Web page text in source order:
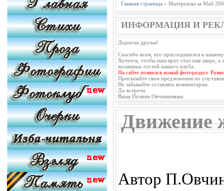
Главная страница » Материалы за Май
ИНФОРМАЦИЯ И
Дорогие друзья!
Спасибо всем, кто присоединился к
Хочется, чтобы наш круг стал еще шире, а
желанных гостей нашего клуба.
На сайте появился новый фотораздел.
Присылайте свои предложения по
Не забывайте оставлять комментарии.
До встречи.
Ваша Полина Овчинникова.
Движение
Автор